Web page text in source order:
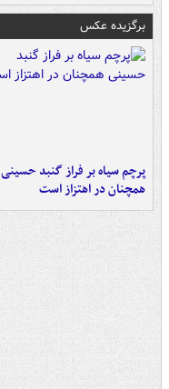
برگزیده عکس
پرچم سیاه بر فراز گنبد حسینی
همچنان در اهتزاز است